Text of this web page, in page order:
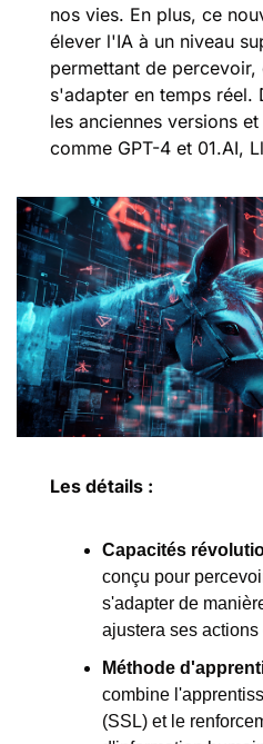
nos vies. En plus, ce
élever l'IA à un niveau
permettant de
s'adapter en temps réel.
les anciennes versions
comme GPT-4 et 01.AI,
Les détails :
Capacités
conçu pour
s'adapter de
ajustera ses actions
Méthode
combine
(SSL) et le